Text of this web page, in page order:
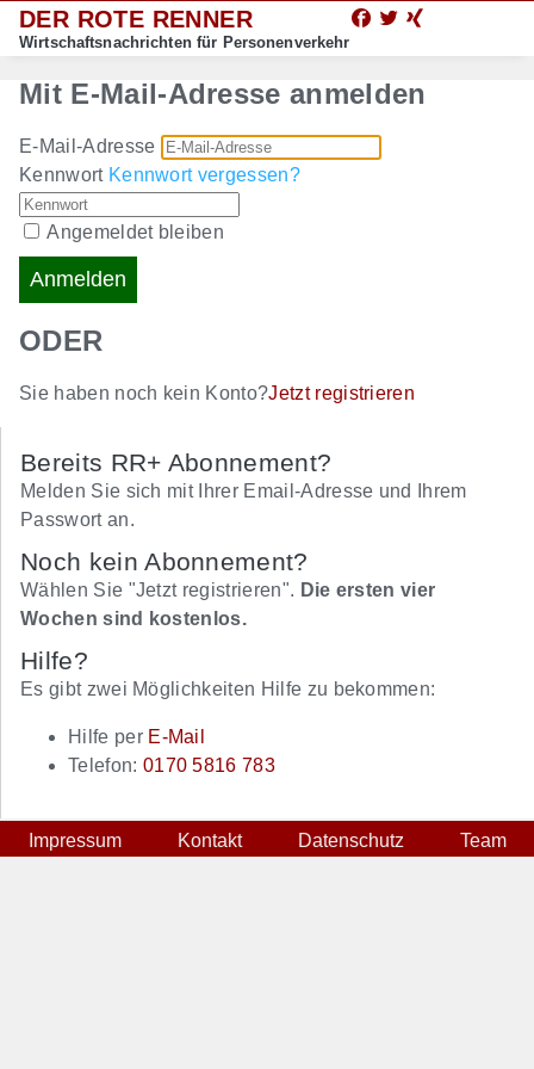
DER ROTE RENNER
Wirtschaftsnachrichten für Personenverkehr
Mit E-Mail-Adresse anmelden
E-Mail-Adresse
Kennwort Kennwort vergessen?
Angemeldet bleiben
Anmelden
ODER
Sie haben noch kein Konto?Jetzt registrieren
Bereits RR+ Abonnement?
Melden Sie sich mit Ihrer Email-Adresse und Ihrem
Passwort an.
Noch kein Abonnement?
Wählen Sie "Jetzt registrieren". Die ersten vier
Wochen sind kostenlos.
Hilfe?
Es gibt zwei Möglichkeiten Hilfe zu bekommen:
Hilfe per E-Mail
Telefon: 0170 5816 783
Impressum Kontakt Datenschutz Team